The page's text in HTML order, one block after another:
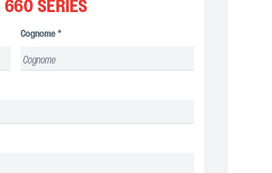
SERIES
Cognome*